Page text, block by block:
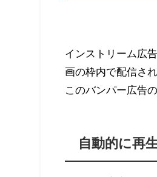
インストリーム広
画の枠内で配信さ
このバンパー広告
自動的に再